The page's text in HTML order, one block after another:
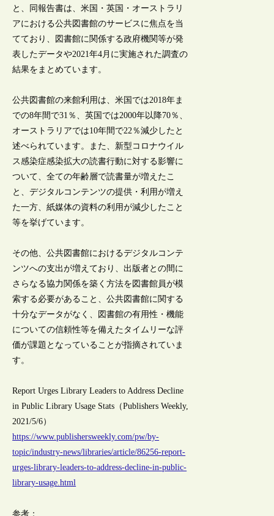
と、同報告書は、米国・英国・オーストラリ
アにおける公共図書館のサービスに焦点を当
てており、図書館に関係する政府機関等が発
表したデータや2021年4月に実施された調査の
結果をまとめています。
公共図書館の来館利用は、米国では2018年ま
での8年間で31％、英国では2000年以降70％、
オーストラリアでは10年間で22％減少したと
述べられています。また、新型コロナウイル
ス感染症感染拡大の読書行動に対する影響に
ついて、全ての年齢層で読書量が増えたこ
と、デジタルコンテンツの提供・利用が増え
た一方、紙媒体の資料の利用が減少したこと
等を挙げています。
その他、公共図書館におけるデジタルコンテ
ンツへの支出が増えており、出版者との間に
さらなる協力関係を築く方法を図書館員が模
索する必要があること、公共図書館に関する
十分なデータがなく、図書館の有用性・機能
についての信頼性等を備えたタイムリーな評
価が課題となっていることが指摘されていま
す。
Report Urges Library Leaders to Address Decline
in Public Library Usage Stats（Publishers Weekly,
2021/5/6）
https://www.publishersweekly.com/pw/by-
topic/industry-news/libraries/article/86256-report-
urges-library-leaders-to-address-decline-in-public-
library-usage.html
参考：